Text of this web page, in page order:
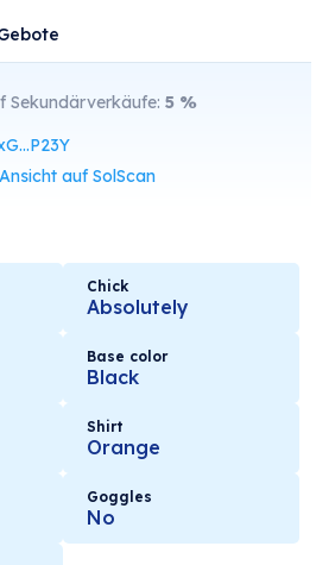
Sekundärverkäufe: 5 %
Ansicht auf SolScan
Chick
Absolutely
Base color
Black
Shirt
Orange
Goggles
No